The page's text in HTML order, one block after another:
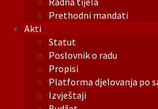
Prethodni mandati
Akti
Statut
Poslovnik o radu
Propisi
Platforma djelovanja po
Izvještaji